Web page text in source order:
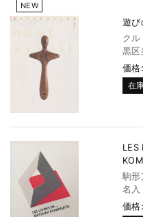
NEW
遊び
ク
黒
価
在
LES
駒
名入
価